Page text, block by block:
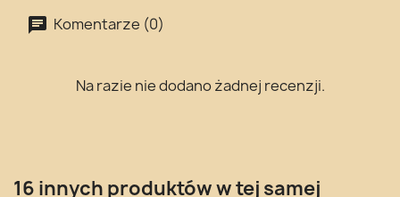
Komentarze (0)
Na razie nie dodano żadnej recenzji.
16 innych produktów w tej samej